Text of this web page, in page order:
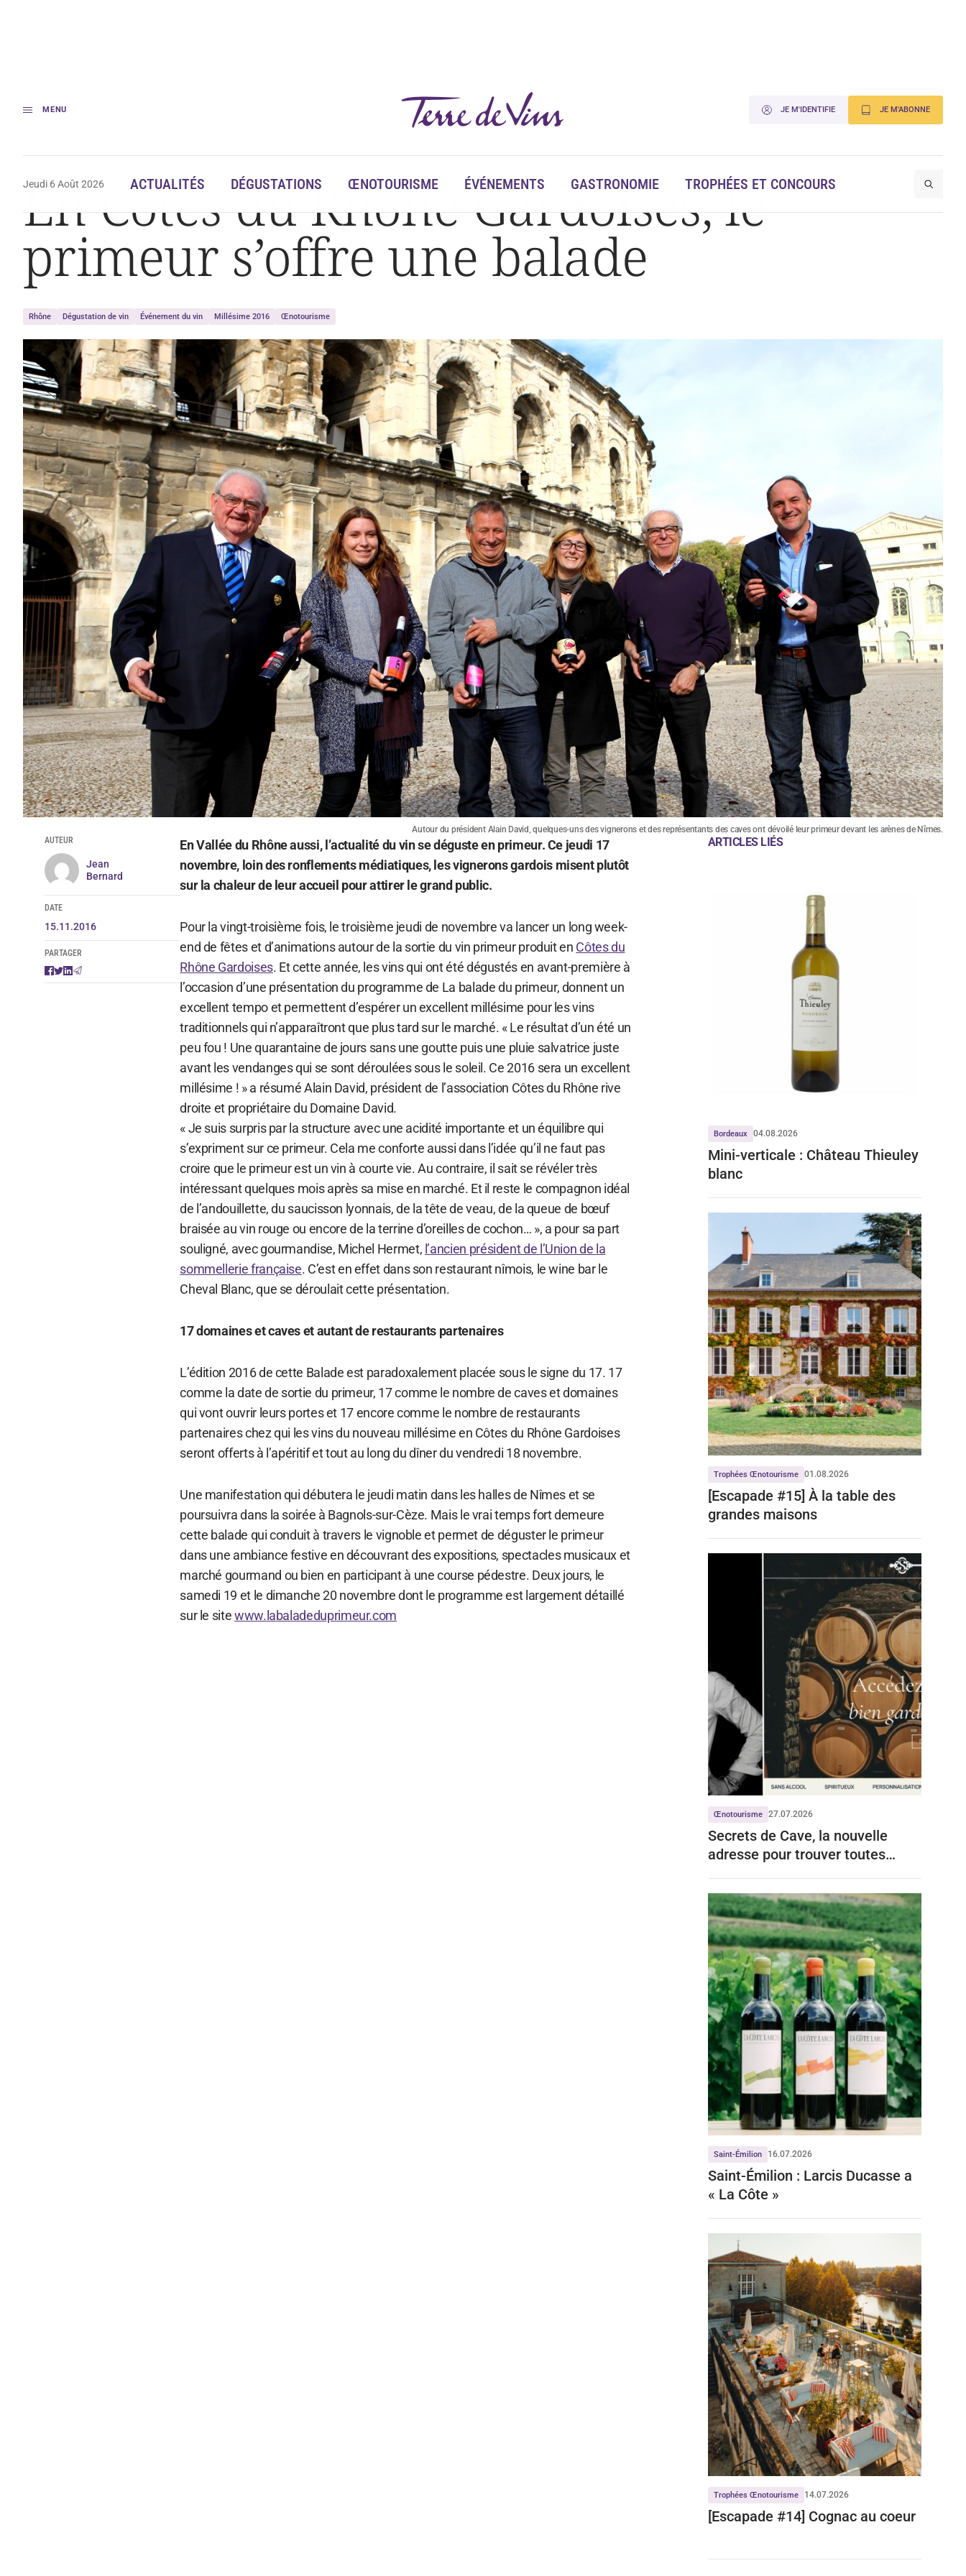
MENU JE M'IDENTIFIE JE M'ABONNE
Jeudi 6 Août 2026 ACTUALITÉS DÉGUSTATIONS ŒNOTOURISME ÉVÉNEMENTS GASTRONOMIE TROPHÉES ET CONCOURS
Accueil En Côtes du Rhône Gardoises, le primeur s’offre une balade
En Côtes du Rhône Gardoises, le
primeur s’offre une balade
Rhône Dégustation de vin Événement du vin Millésime 2016 Œnotourisme
Autour du président Alain David, quelques-uns des vignerons et des représentants des caves ont dévoilé leur primeur devant les arènes de Nîmes.
AUTEUR
Jean
Bernard
DATE
15.11.2016
PARTAGER
En Vallée du Rhône aussi, l’actualité du vin se déguste en primeur. Ce jeudi 17
novembre, loin des ronflements médiatiques, les vignerons gardois misent plutôt
sur la chaleur de leur accueil pour attirer le grand public.
Pour la vingt-troisième fois, le troisième jeudi de novembre va lancer un long week-
end de fêtes et d’animations autour de la sortie du vin primeur produit en Côtes du
Rhône Gardoises. Et cette année, les vins qui ont été dégustés en avant-première à
l’occasion d’une présentation du programme de La balade du primeur, donnent un
excellent tempo et permettent d’espérer un excellent millésime pour les vins
traditionnels qui n’apparaîtront que plus tard sur le marché. « Le résultat d’un été un
peu fou ! Une quarantaine de jours sans une goutte puis une pluie salvatrice juste
avant les vendanges qui se sont déroulées sous le soleil. Ce 2016 sera un excellent
millésime ! » a résumé Alain David, président de l’association Côtes du Rhône rive
droite et propriétaire du Domaine David.
« Je suis surpris par la structure avec une acidité importante et un équilibre qui
s’expriment sur ce primeur. Cela me conforte aussi dans l’idée qu’il ne faut pas
croire que le primeur est un vin à courte vie. Au contraire, il sait se révéler très
intéressant quelques mois après sa mise en marché. Et il reste le compagnon idéal
de l’andouillette, du saucisson lyonnais, de la tête de veau, de la queue de bœuf
braisée au vin rouge ou encore de la terrine d’oreilles de cochon… », a pour sa part
souligné, avec gourmandise, Michel Hermet, l’ancien président de l’Union de la
sommellerie française. C’est en effet dans son restaurant nîmois, le wine bar le
Cheval Blanc, que se déroulait cette présentation.
17 domaines et caves et autant de restaurants partenaires
L’édition 2016 de cette Balade est paradoxalement placée sous le signe du 17. 17
comme la date de sortie du primeur, 17 comme le nombre de caves et domaines
qui vont ouvrir leurs portes et 17 encore comme le nombre de restaurants
partenaires chez qui les vins du nouveau millésime en Côtes du Rhône Gardoises
seront offerts à l’apéritif et tout au long du dîner du vendredi 18 novembre.
Une manifestation qui débutera le jeudi matin dans les halles de Nîmes et se
poursuivra dans la soirée à Bagnols-sur-Cèze. Mais le vrai temps fort demeure
cette balade qui conduit à travers le vignoble et permet de déguster le primeur
dans une ambiance festive en découvrant des expositions, spectacles musicaux et
marché gourmand ou bien en participant à une course pédestre. Deux jours, le
samedi 19 et le dimanche 20 novembre dont le programme est largement détaillé
sur le sitewww.labaladeduprimeur.com
ARTICLES LIÉS
Bordeaux 04.08.2026
Mini-verticale : Château Thieuley
blanc
Trophées Œnotourisme 01.08.2026
[Escapade #15] À la table des
grandes maisons
Œnotourisme 27.07.2026
Secrets de Cave, la nouvelle
adresse pour trouver toutes
Saint-Émilion 16.07.2026
Saint-Émilion : Larcis Ducasse a
« La Côte »
Trophées Œnotourisme 14.07.2026
[Escapade #14] Cognac au coeur